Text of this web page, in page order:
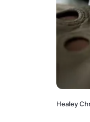
Healey